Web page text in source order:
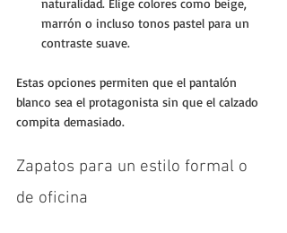
naturalidad. Elige colores como beige,
marrón o incluso tonos pastel para un
contraste suave.
Estas opciones permiten que el pantalón
blanco sea el protagonista sin que el calzado
compita demasiado.
Zapatos para un estilo formal o
de oficina